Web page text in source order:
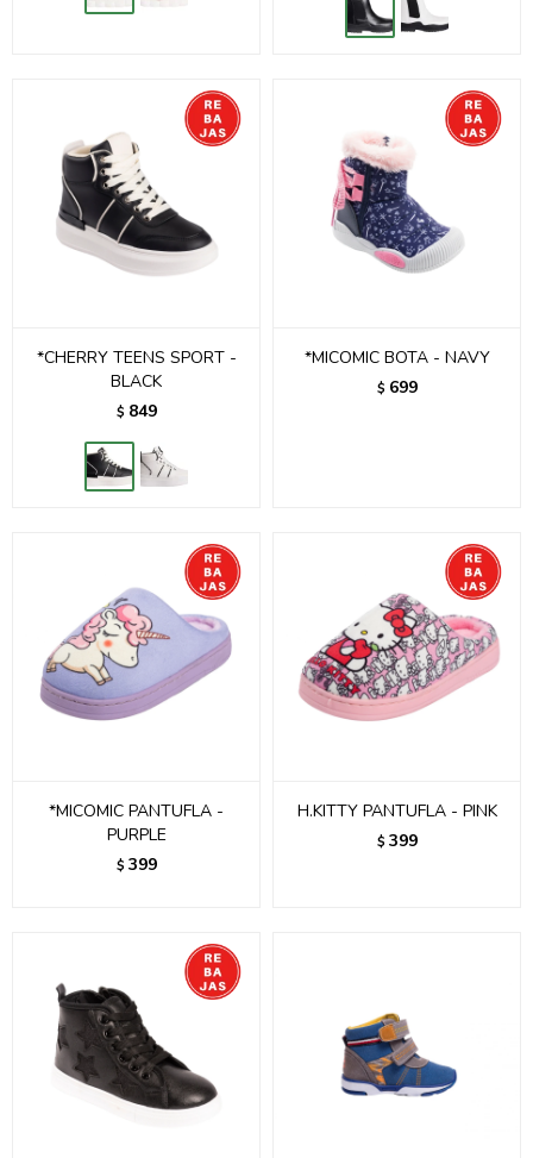
*CHERRY TEENS SPORT -
BLACK
$ 849
*MICOMIC BOTA - NAVY
$ 699
*MICOMIC PANTUFLA -
PURPLE
$ 399
H.KITTY PANTUFLA - PINK
$ 399